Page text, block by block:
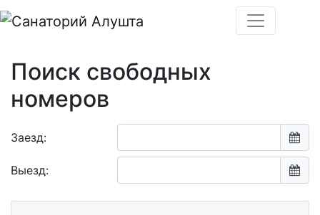
Поиск свободных
номеров
Заезд:
Выезд: